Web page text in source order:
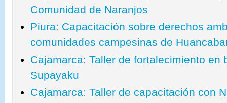
Comunidad de Naranjos
Piura: Capacitación sobre derechos
comunidades campesinas de
Cajamarca: Taller de fortalecimiento en
Supayaku
Cajamarca: Taller de capacitación con